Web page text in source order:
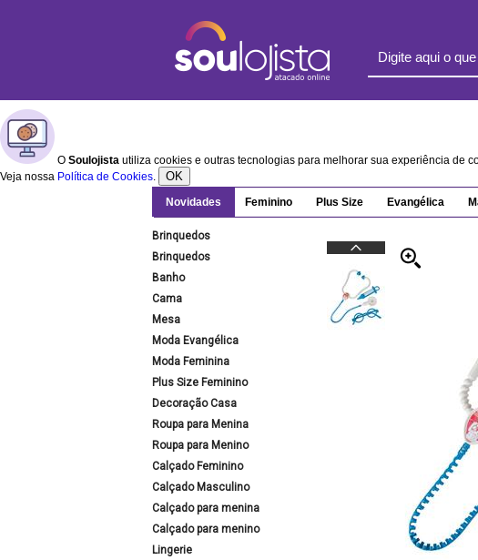
O Soulojista utiliza cookies e outras tecnologias para melhorar sua experiência de
Veja nossa Política de Cookies. OK
Novidades Feminino Plus Size Evangélica
Brinquedos
Brinquedos
Banho
Cama
Mesa
Moda Evangélica
Moda Feminina
Plus Size Feminino
Decoração Casa
Roupa para Menina
Roupa para Menino
Calçado Feminino
Calçado Masculino
Calçado para menina
Calçado para menino
Lingerie